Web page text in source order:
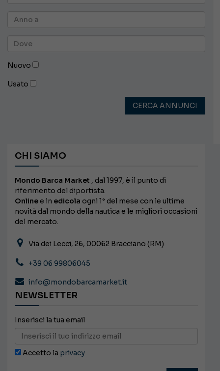
Nuovo
Usato
CERCA ANNUNCI
CHI SIAMO
Mondo Barca Market , dal 1997, è il punto di
riferimento del diportista.
Online e in edicola ogni 1° del mese con le ultime
novità dal mondo della nautica e le migliori occasioni
del mercato.
Via dei Lecci, 26, 00062 Bracciano (RM)
+39 06 99806045
info@mondobarcamarket.it
NEWSLETTER
Inserisci la tua email
Accetto la privacy